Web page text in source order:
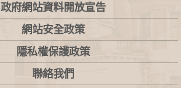
政府網站資料開放宣告
網站安全政策
隱私權保護政策
聯絡我們